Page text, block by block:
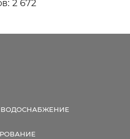
2 672
ВОДОСНАБЖЕНИЕ